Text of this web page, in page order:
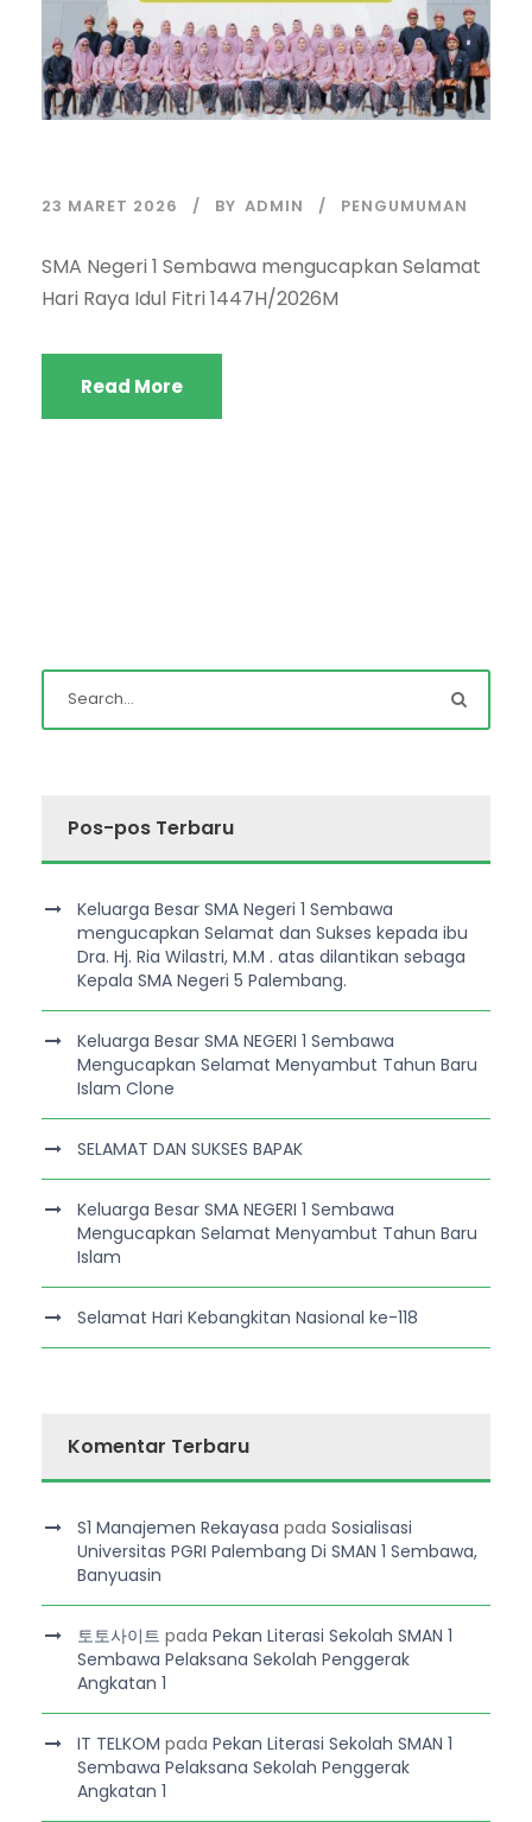
23 MARET 2026 BY ADMIN PENGUMUMAN
SMA Negeri 1 Sembawa mengucapkan Selamat
Hari Raya Idul Fitri 1447H/2026M
Read More
Pos-pos Terbaru
Keluarga Besar SMA Negeri 1 Sembawa
mengucapkan Selamat dan Sukses kepada ibu
Dra. Hj. Ria Wilastri, M.M . atas dilantikan sebaga
Kepala SMA Negeri 5 Palembang.
Keluarga Besar SMA NEGERI 1 Sembawa
Mengucapkan Selamat Menyambut Tahun Baru
Islam Clone
SELAMAT DAN SUKSES BAPAK
Keluarga Besar SMA NEGERI 1 Sembawa
Mengucapkan Selamat Menyambut Tahun Baru
Islam
Selamat Hari Kebangkitan Nasional ke-118
Komentar Terbaru
S1 Manajemen Rekayasa pada Sosialisasi
Universitas PGRI Palembang Di SMAN 1 Sembawa,
Banyuasin
토토사이트 pada Pekan Literasi Sekolah SMAN 1
Sembawa Pelaksana Sekolah Penggerak
Angkatan 1
IT TELKOM pada Pekan Literasi Sekolah SMAN 1
Sembawa Pelaksana Sekolah Penggerak
Angkatan 1